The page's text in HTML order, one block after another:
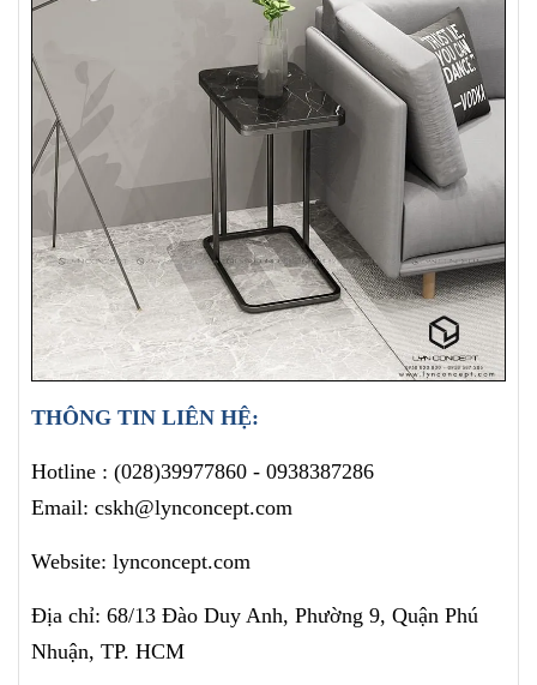
THÔNG TIN LIÊN HỆ:
Hotline : (028)39977860 - 0938387286
Email: cskh@lynconcept.com
Website: lynconcept.com
Địa chỉ: 68/13 Đào Duy Anh, Phường 9, Quận Phú
Nhuận, TP. HCM